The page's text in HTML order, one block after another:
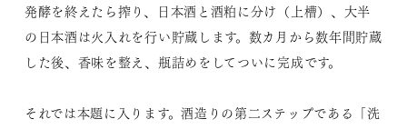
発酵を終えたら搾り、日本酒と酒粕に分け（上槽）、大半
の日本酒は火入れを行い貯蔵します。数カ月から数年間貯蔵
した後、香味を整え、瓶詰めをしてついに完成です。
それでは本題に入ります。酒造りの第二ステップである「洗